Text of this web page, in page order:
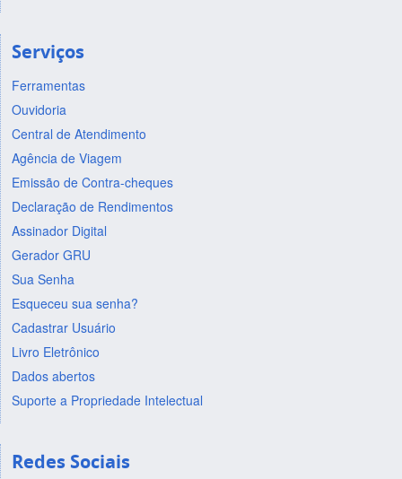
Serviços
Ferramentas
Ouvidoria
Central de Atendimento
Agência de Viagem
Emissão de Contra-cheques
Declaração de Rendimentos
Assinador Digital
Gerador GRU
Sua Senha
Esqueceu sua senha?
Cadastrar Usuário
Livro Eletrônico
Dados abertos
Suporte a Propriedade Intelectual
Redes Sociais